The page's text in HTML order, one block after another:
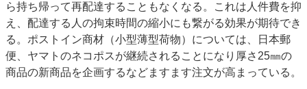
ら持ち帰って再配達することもなくなる。これは人件費を抑
え、配達する人の拘束時間の縮小にも繋がる効果が期待でき
る。ポストイン商材（小型薄型荷物）については、日本郵
便、ヤマトのネコポスが継続されることになり厚さ25㎜の
商品の新商品を企画するなどますます注文が高まっている。